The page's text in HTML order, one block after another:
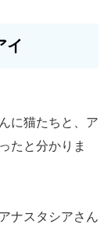
イ
に猫たちと、ア
たと分かりま
ナスタシアさん